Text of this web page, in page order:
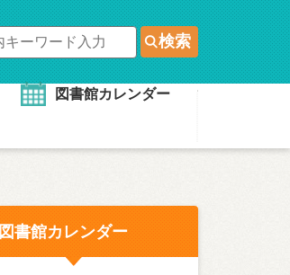
検索
図書館カレンダー
図書館カレンダー